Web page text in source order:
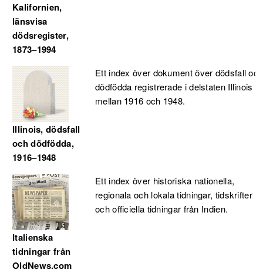
Kalifornien,
länsvisa
dödsregister,
1873–1994
Illinois, dödsfall
och dödfödda,
1916–1948
Ett index över dokument över dödsfall och
dödfödda registrerade i delstaten Illinois
mellan 1916 och 1948.
Italienska
tidningar från
OldNews.com
Ett index över historiska nationella,
regionala och lokala tidningar, tidskrifter
och officiella tidningar från Indien.